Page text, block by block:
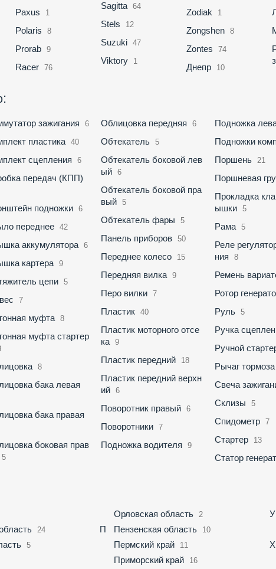
Paxus 1
Polaris 8
Prorab 9
Racer 76
Sagitta 64
Stels 12
Suzuki 47
Viktory 1
Zodiak 1
Zongshen 8
Zontes 74
Днепр 10
:
зажигания 6
пластика 40
сцепления 6
передач (КПП)
подножки 6
переднее 42
аккумулятора 6
картера 9
цепи 5
7
муфта 8
муфта стартер
8
бака левая
бака правая
боковая прав
5
Облицовка передняя 6
Обтекатель 5
Обтекатель боковой лев
ый
6
Обтекатель боковой пра
вый
5
Обтекатель фары 5
Панель приборов 50
Переднее колесо 15
Передняя вилка 9
Перо вилки 7
Пластик 40
Пластик моторного отсе
ка
9
Пластик передний 18
Пластик передний верхн
ий 6
Поворотник правый 6
Поворотники 7
Подножка водителя 9
Подножка
Подножки
Поршень 21
Поршневая
Прокладка
ышки
5
Рама 5
Реле
ния
8
Ремень
Ротор
Руль 5
Ручка
Ручной
Рычаг тормоза
Свеча
Склизы 5
Спидометр 7
Стартер 13
Статор
24
5
Орловская область 2
П Пензенская область 10
Пермский край 11
Приморский край 16
У
Х